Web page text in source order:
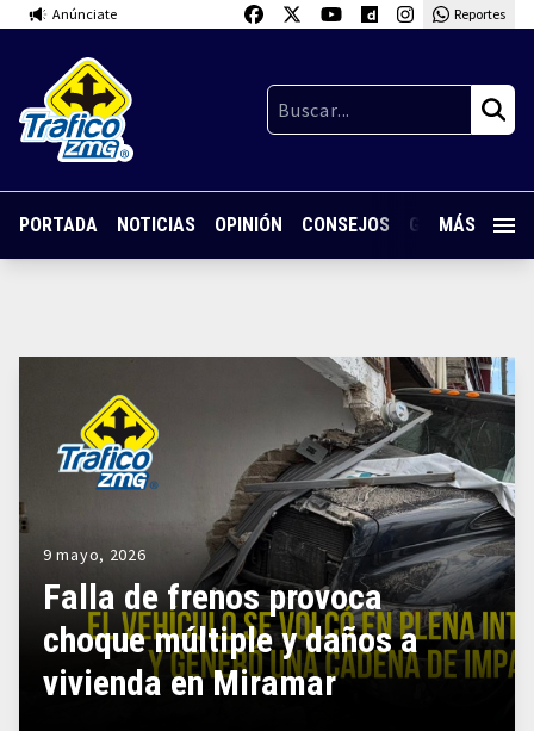
Anúnciate Reportes
PORTADA NOTICIAS OPINIÓN CONSEJOS GUARDIA
MÁS
9 mayo, 2026
Falla de frenos provoca
choque múltiple y daños a
vivienda en Miramar